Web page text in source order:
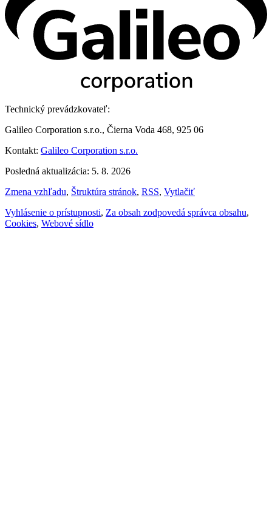
Technický prevádzkovateľ:
Galileo Corporation s.r.o., Čierna Voda 468, 925 06
Kontakt: Galileo Corporation s.r.o.
Posledná aktualizácia: 5. 8. 2026
Zmena vzhľadu, Štruktúra stránok, RSS, Vytlačiť
Vyhlásenie o prístupnosti, Za obsah zodpovedá správca obsahu,
Cookies, Webové sídlo